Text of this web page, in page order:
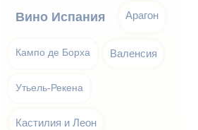
Вино Испания Арагон
Кампо де Борха Валенсия
Утьель-Рекена
Кастилия и Леон